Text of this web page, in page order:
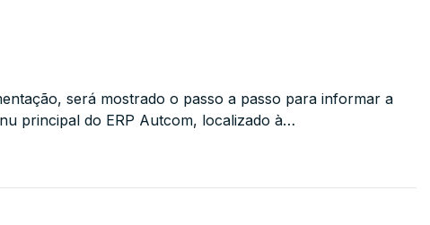
será mostrado o passo a passo para informar a
principal do ERP Autcom, localizado à…